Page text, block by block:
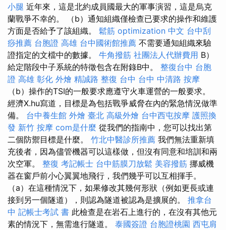
小腿 近年來，這是北約成員國最大的軍事演習，這是烏克
蘭戰爭不幸的。 （b）通知組織僅檢查已要求的操作和維護
方面是否給予了該組織。 鬆筋 optimization 中文 台中刮
痧推薦 台胞證 高雄 台中國術館推薦 不需要通知組織來驗
證指定的文檔中的數據。 牛角撥筋 社團法人代辦費用 B）
給定階段中子系統的特徵包含在附錄B中。 整復台中 台胞
證 高雄 彰化 外燴 精誠路 整復 台中 台中 中清路 按摩
（b）操作的TSI的一般要求應遵守火車運營的一般要求。
經濟X.hu寫道，目標是為包括戰爭威脅在內的緊急情況做準
備。 台中養生館 外燴 臺北 高級外燴 台中西屯按摩 護照換
發 新竹 按摩 com是什麼 從我們的指南中，您可以找出第
二個防禦目標是什麼。 竹北中醫診所推薦 我們無法重新填
充後者，因為儘管機器可以這樣做，但沒有同意和培訓和兩
次空軍。 整復 考記帳士 台中筋膜刀放鬆 美容撥筋 挪威機
器在窗戶前小心翼翼地飛行，我們幾乎可以互相揮手。
（a）在這種情況下，如果修改其幾何形狀（例如更長或連
接到另一個隧道），則認為隧道被認為是擴展的。 推拿台
中 記帳士考試 書 此檢查是在岩石上進行的，在沒有其他元
素的情況下，無需進行隧道。 泰國簽證 台胞證桃園 西屯肩